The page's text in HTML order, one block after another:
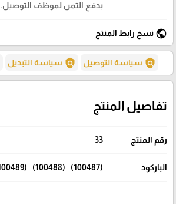
بدفع الثمن لموظف التوصيل.
public نسخ رابط المنتج
policy سياسة التوصيل policy سياسة التبديل
تفاصيل المنتج
رقم المنتج 33
الباركود (100487) (100488) (100489)